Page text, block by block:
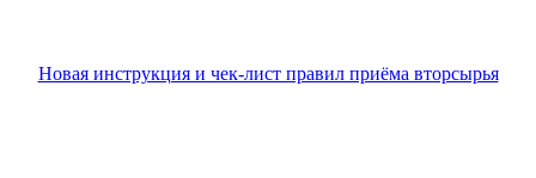
Новая инструкция и чек-лист правил приёма вторсырья